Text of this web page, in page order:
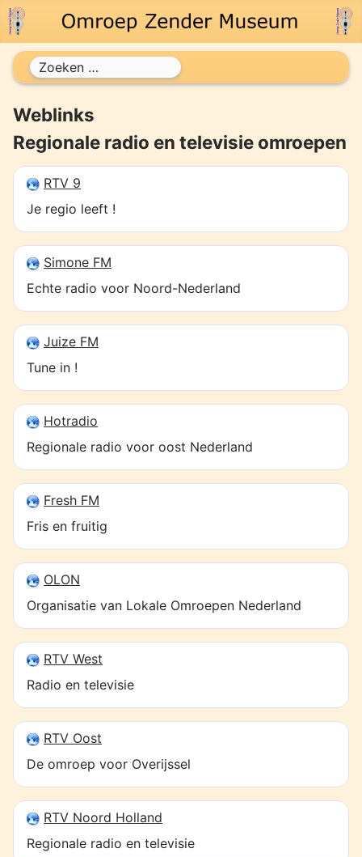
Zoeken
Weblinks
Regionale radio en televisie omroepen
RTV 9
Je regio leeft !
Simone FM
Echte radio voor Noord-Nederland
Juize FM
Tune in !
Hotradio
Regionale radio voor oost Nederland
Fresh FM
Fris en fruitig
OLON
Organisatie van Lokale Omroepen Nederland
RTV West
Radio en televisie
RTV Oost
De omroep voor Overijssel
RTV Noord Holland
Regionale radio en televisie